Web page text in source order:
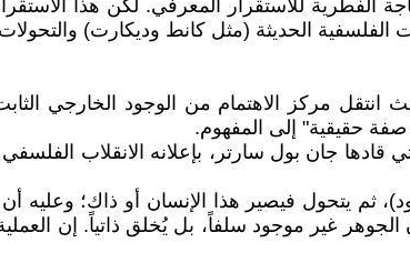
الفطرية للاستقرار المعرفي. لكن هذا
الحديثة (مثل كانط وديكارت) والتحولات
مركز الاهتمام من الوجود الخارجي
حقيقية" إلى المفهوم.
قادها جان بول سارتر، بإعلانه الانقلاب
ثم يتحول فيصير هذا الإنسان أو ذاك؛ وعليه
الجوهر غير موجود سلفاً، بل يُخلق ذاتياً. إن